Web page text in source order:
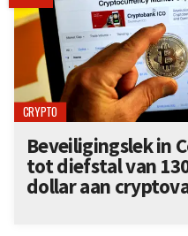
CRYPTO
Beveiligingslek in
tot diefstal van
dollar aan